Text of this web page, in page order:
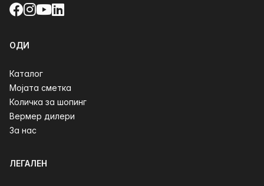
Facebook
Instagram
YouTube
LinkedIn
ОДИ
Каталог
Мојата сметка
Количка за шопинг
Вермер дилери
За нас
ЛЕГАЛЕН